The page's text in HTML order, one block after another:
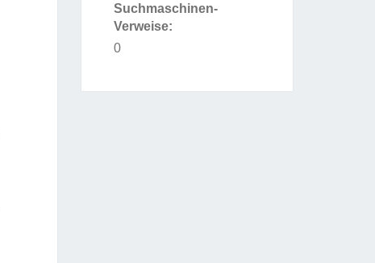
Suchmaschinen-
Verweise:
0